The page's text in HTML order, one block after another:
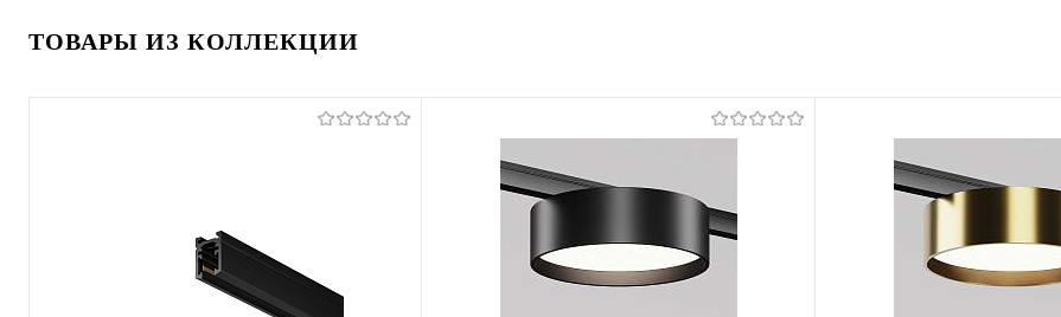
ТОВАРЫ ИЗ КОЛЛЕКЦИИ